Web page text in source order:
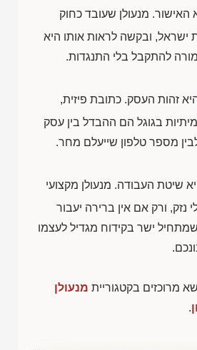
האישור. מנעולן שעובד כחוק
ישראל, ובקשה לראות אותו היא
להתקבל בלי התנגדות.
זהות העסק. כתובת פיזית,
בגוגל הם ההבדל בין עסק
מספר טלפון שייעלם מחר.
שיטת העבודה. מנעולן מקצועי
נזק, ורק אם אין ברירה יעבור
ישר בקידוח מגדיל לעצמו
מרוכזים בקטגוריית מנעולן
.